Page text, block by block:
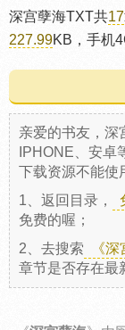
深宫孽海TXT共17
227.99KB，手机
亲爱的书友，深
IPHONE、安
下载资源不能使
1、返回目录，
免费的喔；
2、去搜索
《
章节是否存在最